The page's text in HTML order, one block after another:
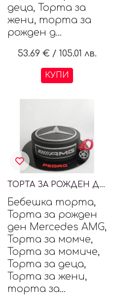
деца, Торта за
жени, торта за
рожден д...
53.69 € / 105.01 лв.
КУПИ
ТОРТА ЗА РОЖДЕН ДЕН MERCEDES AMG
Бебешка торта,
Торта за рожден
ден Mercedes AMG,
Торта за момче,
Торта за момиче,
Торта за деца,
Торта за жени,
торта за...